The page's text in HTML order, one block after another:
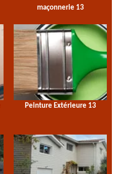
maçonnerie 13
Peinture Extérieure 13